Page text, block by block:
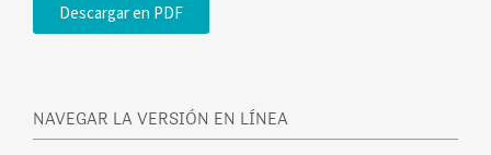
Descargar en PDF
NAVEGAR LA VERSIÓN EN LÍNEA